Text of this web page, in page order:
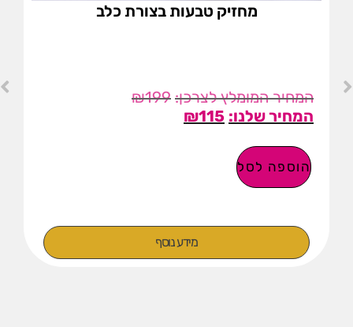
תיק לנשיאת בקבוקי יין דמוי עור
129
67
הוספה לסל
מידע נוסף